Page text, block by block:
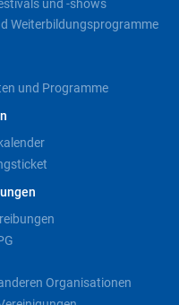
und -shows
Weiterbildungsprogramme
und Programme
Organisationen